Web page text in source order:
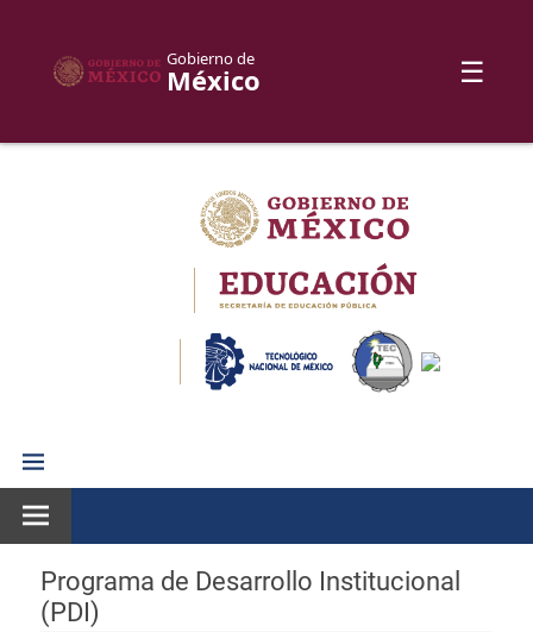
Gobierno de
México ☰
Programa de Desarrollo Institucional
(PDI)